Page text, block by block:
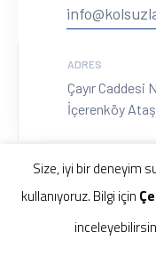
ADRES
Çayır Caddesi
İçerenköy
Size, iyi bir deneyim
kullanıyoruz. Bilgi için